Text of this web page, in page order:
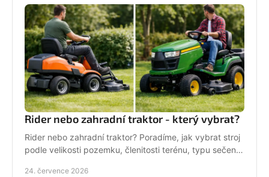
Rider nebo zahradní traktor - který vybrat?
Rider nebo zahradní traktor? Poradíme, jak vybrat stroj
podle velikosti pozemku, členitosti terénu, typu sečení
24. července 2026